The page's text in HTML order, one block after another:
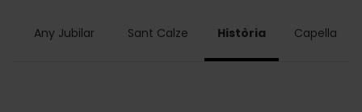
Any Jubilar Sant Calze Història Capella